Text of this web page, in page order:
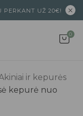
PERKANT UŽ 20€!
0
ir kepurės
kepurė nuo